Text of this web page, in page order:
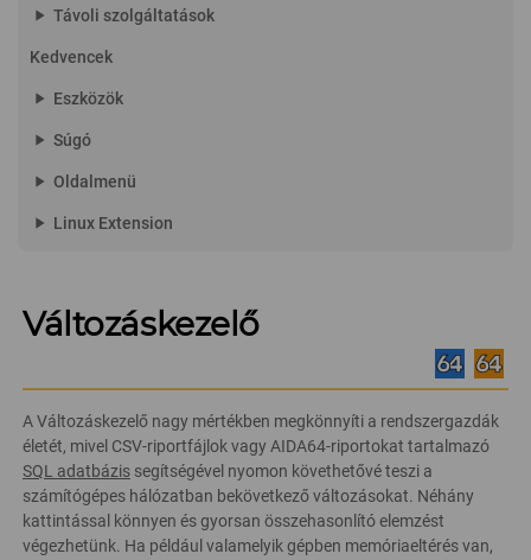
play_arrow Távoli szolgáltatások
Kedvencek
play_arrow Eszközök
play_arrow Súgó
play_arrow Oldalmenü
play_arrow Linux Extension
Változáskezelő
A Változáskezelő nagy mértékben megkönnyíti a rendszergazdák
életét, mivel CSV-riportfájlok vagy AIDA64-riportokat tartalmazó
SQL adatbázis segítségével nyomon követhetővé teszi a
számítógépes hálózatban bekövetkező változásokat. Néhány
kattintással könnyen és gyorsan összehasonlító elemzést
végezhetünk. Ha például valamelyik gépben memóriaeltérés van,